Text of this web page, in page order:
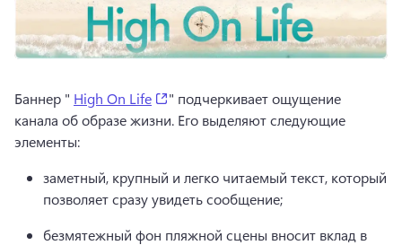
Баннер " High On Life (opens in a new tab)
" подчеркивает ощущение
канала об образе жизни. Его выделяют следующие
элементы:
заметный, крупный и легко читаемый текст, который
позволяет сразу увидеть сообщение;
безмятежный фон пляжной сцены вносит вклад в